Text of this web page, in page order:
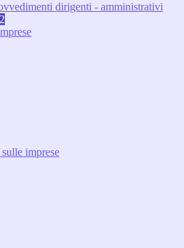
dirigenti - amministrativi
imprese